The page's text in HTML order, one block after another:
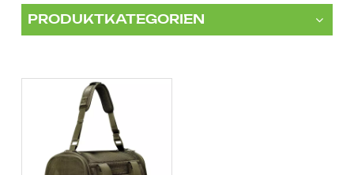
PRODUKTKATEGORIEN